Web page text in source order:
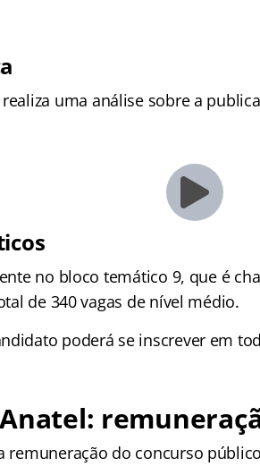
realiza uma análise sobre a
no bloco temático 9, que é
de 340 vagas de nível médio.
poderá se inscrever em
remuneração do concurso